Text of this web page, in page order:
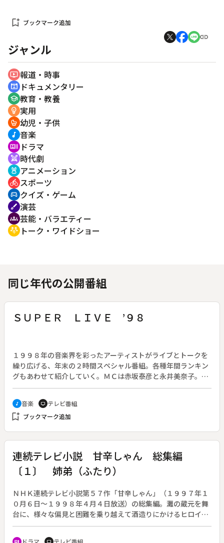
bookmark_add ブックマーク追加
ジャンル
ondemand_video 報道・時事
cinematic_blur ドキュメンタリー
school 教育・教養
emoji_objects 実用
crib 幼児・子供
music_note 音楽
recent_actors ドラマ
swords 時代劇
cruelty_free アニメーション
directions_bike スポーツ
sports_esports クイズ・ゲーム
brush 演芸
groups 芸能・バラエティー
adaptive_audio_mic トーク・ワイドショー
同じ年代の公開番組
ＳＵＰＥＲ ＬＩＶＥ ’９８
１９９８年の音楽界を彩ったアーティストがライブとトークを
繰り広げる、年末の２時間スペシャル番組。各種年間ランキン
グもあわせて紹介していく。ＭＣは赤坂泰彦と永井美奈子。◆
曲は、ＭＡＸ「Ｒｉｄｅ ｏｎ ｔｉｍｅ」、タンポポ「ラス
トキッス」、八反安未果「Ｍｉｓｓ Ｙｏｕ 忘れないで」、
鈴木あみ「ｗｈｉｔｅ ｋｅｙ」、浜崎あゆみ「Ｄｅｐｅｎ
ｄ ｏｎ ｙｏｕ」、知念里奈「ＹＥＳ」、モーニング娘。
Ｙ ＴＲＵＥ ＬＯＶＥ」、ＦＡＮＡＴＩＣ ＣＲＩＳＩＳ
「ｂｅａｕｔｉｅｓ ｂｅａｕｔｙ ｅｙｅｓ」、ＳＨＡＺＮ
Ａ「恋人」、ラクリマ・クリスティー「ＩＮ ＦＯＲＥＳ
Ｔ」、ＩＺＡＭ「瞳閉じて」、Ｄ―ＳＨＡＤＥ「Ｔｒｕｔ
ｄｙ ｉｎ Ｂｌｕｅ」、ＭＩＳＳＩＯＮ「Ｓｈｏｗ ｍｅ
Ｘ Ｓｈｏｗ ｍｅ」、ＴＲＦ「ｓｌｕｇ ａｎｄ ｓｏｕ
ｌ」、シャ乱Ｑ「愛 Ｊｕｓｔ ｏｎ ｍｙ Ｌｏｖｅ」、広
music_note 音楽 tv テレビ番組
bookmark_add ブックマーク追加
連続テレビ小説 甘辛しゃん 総集編
〔１〕 姉弟（ふたり）
ＮＨＫ連続テレビ小説第５７作「甘辛しゃん」（１９９７年１
０月６日～１９９８年４月４日放送）の総集編。灘の蔵元を舞
台に、様々な偏見と困難を乗り越えて酒造りにかけるヒロイン
の半生を描く。作：宮村優子。（全４回）◆総集編・第１回
「姉弟（ふたり）」。神沢泉（山下結穂、佐藤夕美子）は、蔵
recent_actors tv